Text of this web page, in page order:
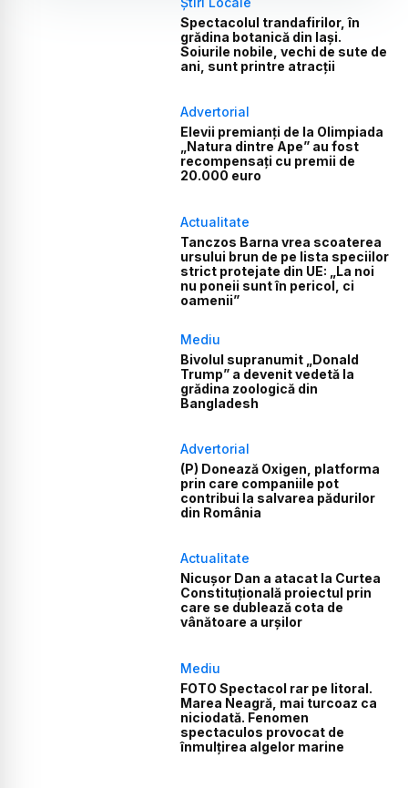
Spectacolul trandafirilor, în
grădina botanică din Iași.
Soiurile nobile, vechi de sute de
ani, sunt printre atracții
Advertorial
Elevii premianți de la Olimpiada
„Natura dintre Ape” au fost
recompensați cu premii de
20.000 euro
Actualitate
Tanczos Barna vrea scoaterea
ursului brun de pe lista speciilor
strict protejate din UE: „La noi
nu poneii sunt în pericol, ci
oamenii”
Mediu
Bivolul supranumit „Donald
Trump” a devenit vedetă la
grădina zoologică din
Bangladesh
Advertorial
(P) Donează Oxigen, platforma
prin care companiile pot
contribui la salvarea pădurilor
din România
Actualitate
Nicușor Dan a atacat la Curtea
Constituțională proiectul prin
care se dublează cota de
vânătoare a urșilor
Mediu
FOTO Spectacol rar pe litoral.
Marea Neagră, mai turcoaz ca
niciodată. Fenomen
spectaculos provocat de
înmulțirea algelor marine